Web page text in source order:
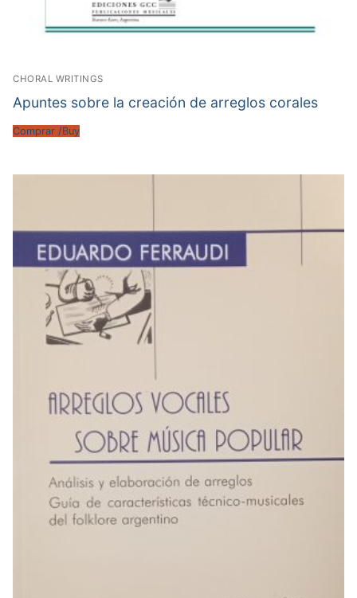
CHORAL WRITINGS
Apuntes sobre la creación de arreglos corales
Comprar /Buy